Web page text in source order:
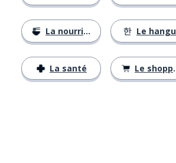
La nourriture
La santé
Le
Le shopping